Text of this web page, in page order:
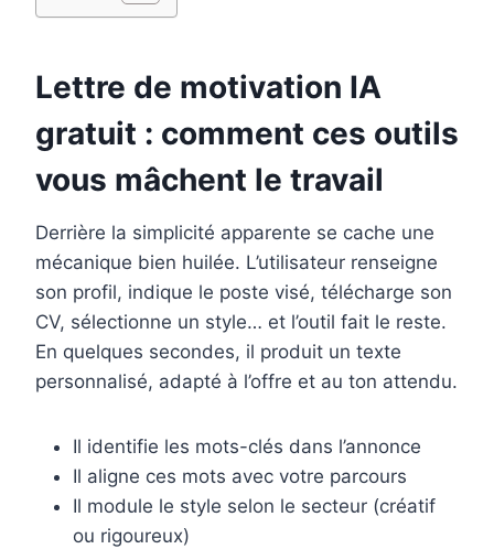
Lettre de motivation IA
gratuit : comment ces outils
vous mâchent le travail
Derrière la simplicité apparente se cache une
mécanique bien huilée. L’utilisateur renseigne
son profil, indique le poste visé, télécharge son
CV, sélectionne un style… et l’outil fait le reste.
En quelques secondes, il produit un texte
personnalisé, adapté à l’offre et au ton attendu.
Il identifie les mots-clés dans l’annonce
Il aligne ces mots avec votre parcours
Il module le style selon le secteur (créatif
ou rigoureux)